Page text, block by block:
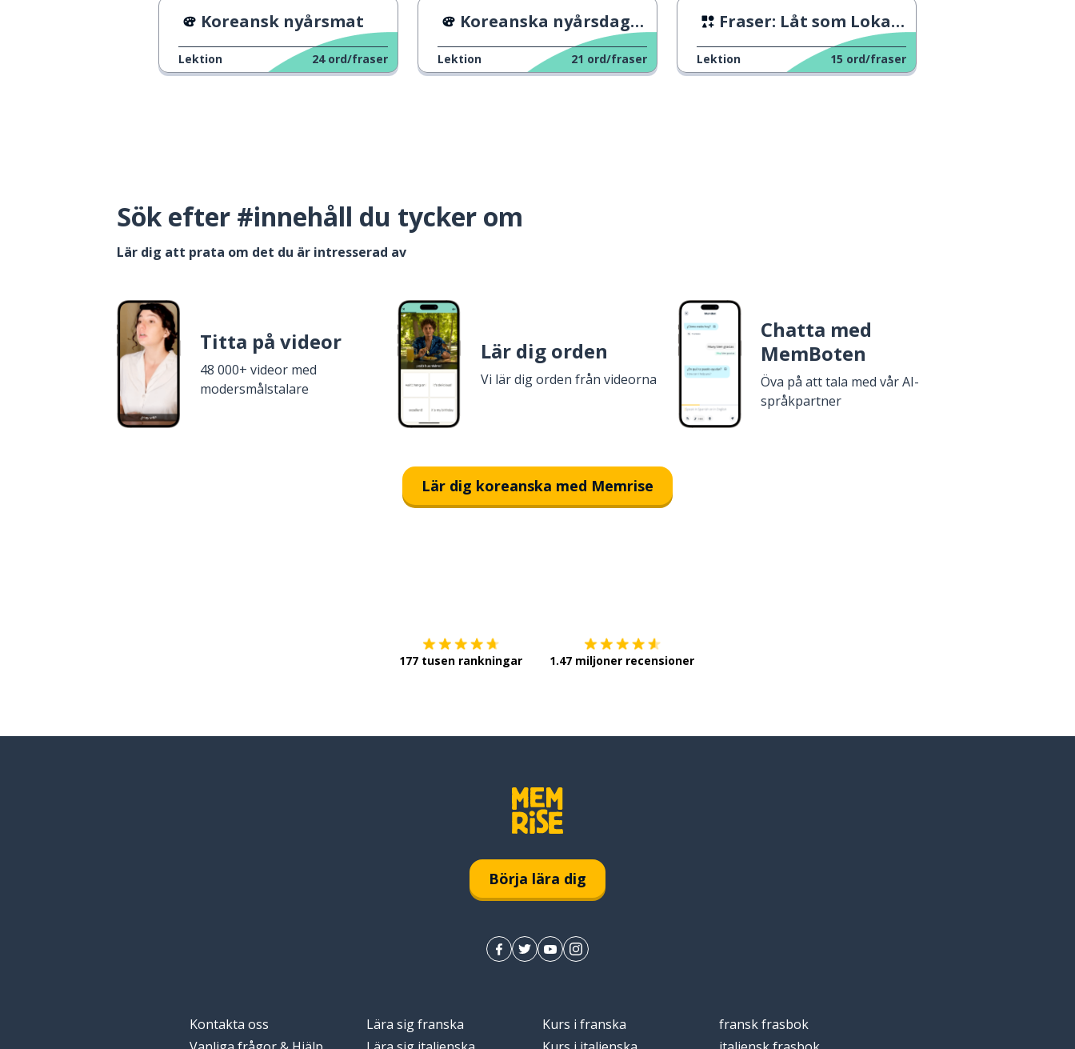
Koreansk nyårsmat
Lektion 24 ord/fraser
Koreanska nyårsdagen
Lektion 21 ord/fraser
Fraser: Låt som Lokalbefolkningen 1
Lektion 15 ord/fraser
Sök efter #innehåll du tycker om
Lär dig att prata om det du är intresserad av
Titta på videor
48 000+ videor med
modersmålstalare
Lär dig orden
Vi lär dig orden från videorna
Chatta med
MemBoten
Öva på att tala med vår AI-
språkpartner
Lär dig koreanska med Memrise
177 tusen rankningar 1.47 miljoner recensioner
Börja lära dig
Kontakta oss
Lära sig franska
Kurs i franska
fransk frasbok